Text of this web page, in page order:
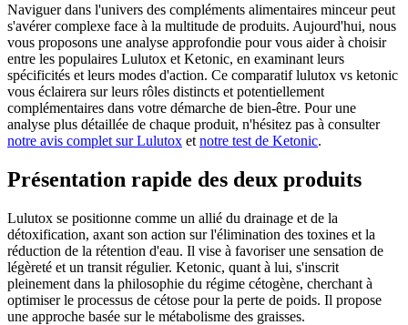
Naviguer dans l'univers des compléments alimentaires minceur peut
s'avérer complexe face à la multitude de produits. Aujourd'hui, nous
vous proposons une analyse approfondie pour vous aider à choisir
entre les populaires Lulutox et Ketonic, en examinant leurs
spécificités et leurs modes d'action. Ce comparatif lulutox vs ketonic
vous éclairera sur leurs rôles distincts et potentiellement
complémentaires dans votre démarche de bien-être. Pour une
analyse plus détaillée de chaque produit, n'hésitez pas à consulter
notre avis complet sur Lulutox et notre test de Ketonic.
Présentation rapide des deux produits
Lulutox se positionne comme un allié du drainage et de la
détoxification, axant son action sur l'élimination des toxines et la
réduction de la rétention d'eau. Il vise à favoriser une sensation de
légèreté et un transit régulier. Ketonic, quant à lui, s'inscrit
pleinement dans la philosophie du régime cétogène, cherchant à
optimiser le processus de cétose pour la perte de poids. Il propose
une approche basée sur le métabolisme des graisses.